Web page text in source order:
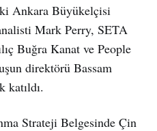
Ankara Büyükelçisi
Mark Perry, SETA
Buğra Kanat ve People
direktörü Bassam
katıldı.
Strateji Belgesinde Çin